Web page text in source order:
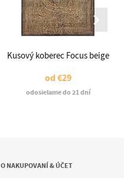
Kusový koberec Focus beige
od€29
odosielame do 21 dní
O NAKUPOVANÍ & ÚČET